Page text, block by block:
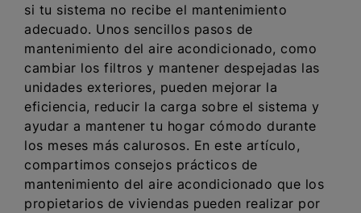
si tu sistema no recibe el mantenimiento
adecuado. Unos sencillos pasos de
mantenimiento del aire acondicionado, como
cambiar los filtros y mantener despejadas las
unidades exteriores, pueden mejorar la
eficiencia, reducir la carga sobre el sistema y
ayudar a mantener tu hogar cómodo durante
los meses más calurosos. En este artículo,
compartimos consejos prácticos de
mantenimiento del aire acondicionado que los
propietarios de viviendas pueden realizar por